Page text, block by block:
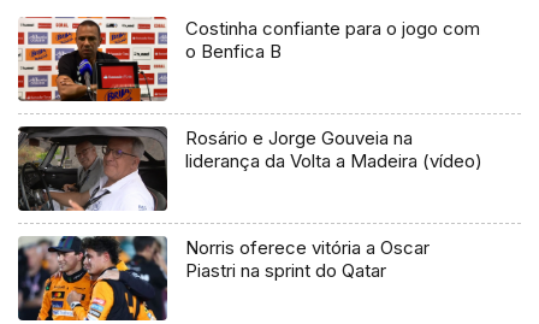
Costinha confiante para o jogo com
o Benfica B
Rosário e Jorge Gouveia na
liderança da Volta a Madeira (vídeo)
Norris oferece vitória a Oscar
Piastri na sprint do Qatar